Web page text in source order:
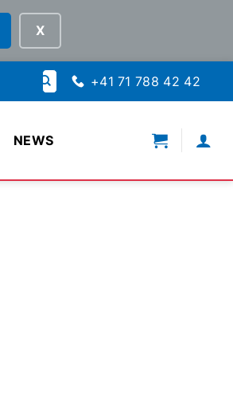
Suche
nach:
+41 71 788 42 42
NEWS